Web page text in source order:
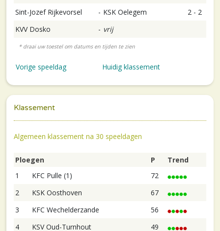
Sint-Jozef Rijkevorsel
- KSK Oelegem
2 - 2
KVV Dosko
- vrij
Vorige speeldag Huidig klassement
Klassement
Algemeen klassement na 30 speeldagen
Ploegen P
Trend
1
KFC Pulle (1)
72
2
KSK Oosthoven
67
3
KFC Wechelderzande
56
4
KSV Oud-Turnhout
49